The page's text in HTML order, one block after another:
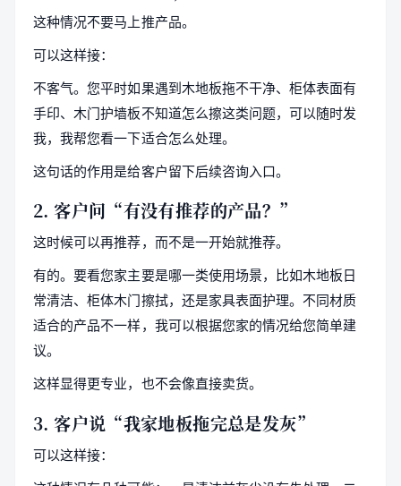
这种情况不要马上推产品。
可以这样接：
不客气。您平时如果遇到木地板拖不干净、柜体表面有
手印、木门护墙板不知道怎么擦这类问题，可以随时发
我，我帮您看一下适合怎么处理。
这句话的作用是给客户留下后续咨询入口。
2. 客户问“有没有推荐的产品？”
这时候可以再推荐，而不是一开始就推荐。
有的。要看您家主要是哪一类使用场景，比如木地板日
常清洁、柜体木门擦拭，还是家具表面护理。不同材质
适合的产品不一样，我可以根据您家的情况给您简单建
议。
这样显得更专业，也不会像直接卖货。
3. 客户说“我家地板拖完总是发灰”
可以这样接：